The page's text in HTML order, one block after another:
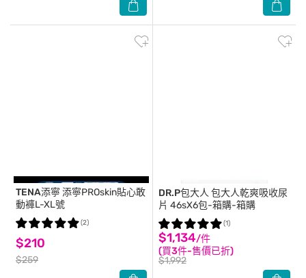
TENA添寧 添寧PROskin貼心敢
動褲L-XL號
$210
$259
(2)
DR.P包大人 包大人乾爽吸收尿
片 46sX6包-箱購-箱購
$1,134/件
(買3件-售價已折)
$1,992
(1)